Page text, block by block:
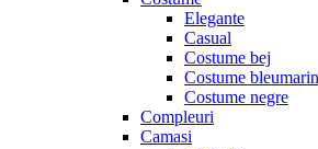
Elegante
Casual
Costume bej
Costume bleumarin
Costume negre
Compleuri
Camasi